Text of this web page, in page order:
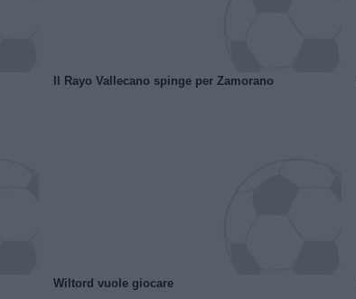
Il Rayo Vallecano spinge per Zamorano
Wiltord vuole giocare